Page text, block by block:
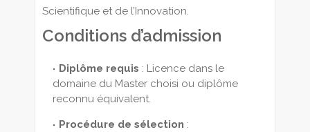
Scientifique et de l’Innovation.
Conditions d’admission
Diplôme requis : Licence dans le
domaine du Master choisi ou diplôme
reconnu équivalent.
Procédure de sélection :